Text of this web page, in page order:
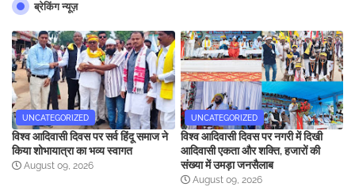
ब्रेकिंग न्यूज़
UNCATEGORIZED
विश्व आदिवासी दिवस पर सर्व हिंदू समाज ने
किया शोभायात्रा का भव्य स्वागत
August 09, 2026
UNCATEGORIZED
विश्व आदिवासी दिवस पर नगरी में दिखी
आदिवासी एकता और शक्ति, हजारों की
संख्या में उमड़ा जनसैलाब
August 09, 2026